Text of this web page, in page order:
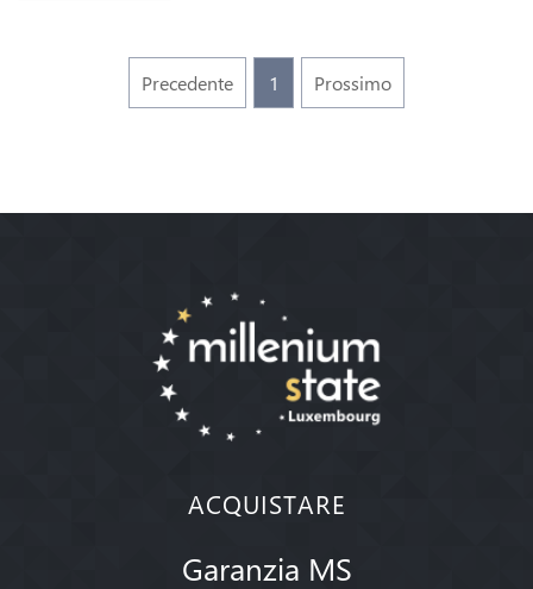
Precedente 1 Prossimo
ACQUISTARE
Garanzia MS